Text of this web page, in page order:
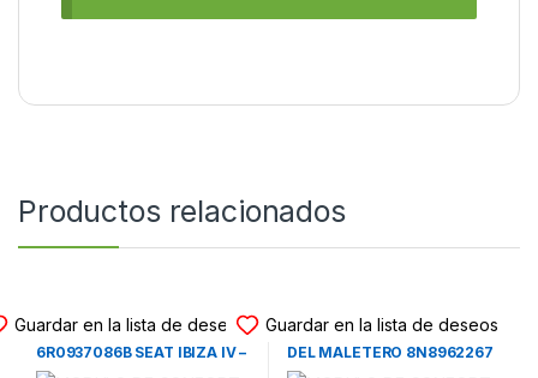
Productos relacionados
Guardar en la lista de deseos
MODULO DE CONFORT BCM
6R0937086B SEAT IBIZA IV –
VOLKSWAGEN POLO V
Guardar en la lista de deseos
MODULO DE CONFORT BCM
DEL MALETERO 8N8962267
AUDI TT (8N) (1998-2006)